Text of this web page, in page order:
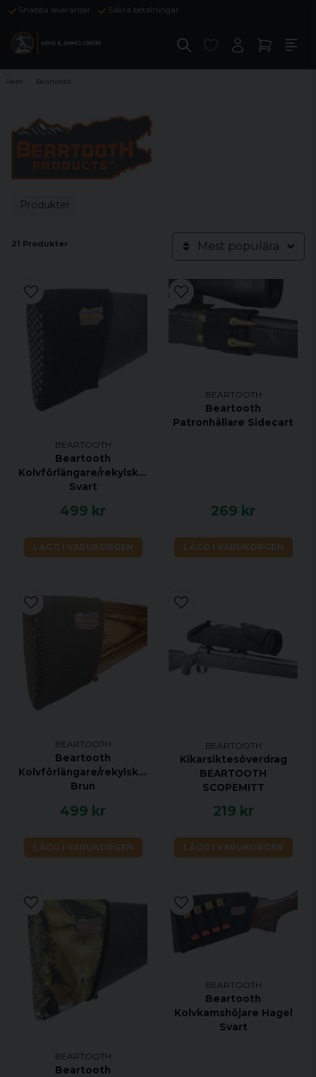
Snabba leveranser Säkra betalningar
Hem Beartooth
Produkter
21 Produkter Mest populära
BEARTOOTH
Beartooth
Kolvförlängare/rekylskydd,
Svart
499 kr
LÄGG I VARUKORGEN
BEARTOOTH
Beartooth
Patronhållare Sidecart
269 kr
LÄGG I VARUKORGEN
BEARTOOTH
Beartooth
Kolvförlängare/rekylskydd,
Brun
499 kr
LÄGG I VARUKORGEN
BEARTOOTH
Kikarsiktesöverdrag
BEARTOOTH
SCOPEMITT
219 kr
LÄGG I VARUKORGEN
BEARTOOTH
Beartooth
BEARTOOTH
Beartooth
Kolvkamshöjare Hagel
Svart